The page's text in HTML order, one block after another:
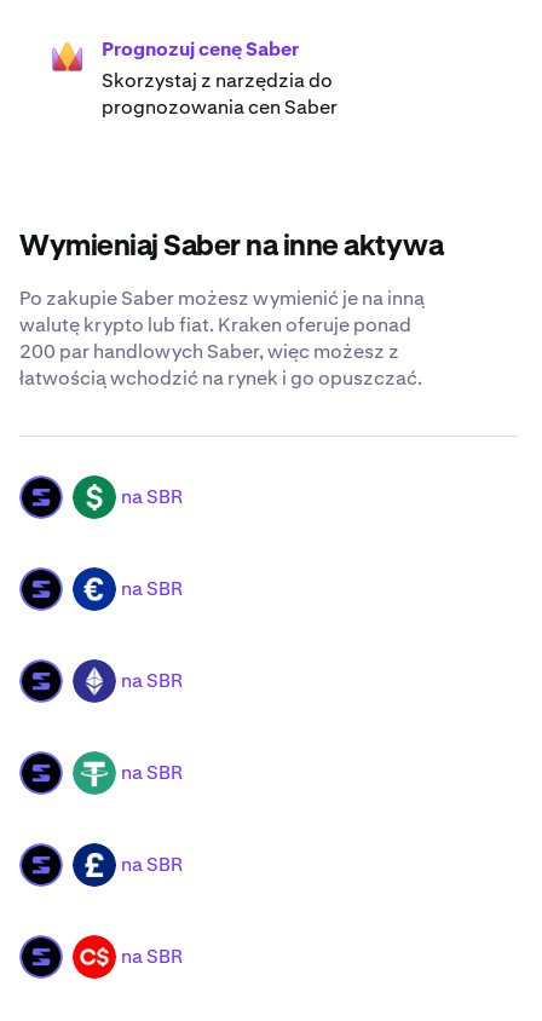
Prognozuj cenę Saber
Skorzystaj z narzędzia do
prognozowania cen Saber
Wymieniaj Saber na inne aktywa
Po zakupie Saber możesz wymienić je na inną
walutę krypto lub fiat. Kraken oferuje ponad
200 par handlowych Saber, więc możesz z
łatwością wchodzić na rynek i go opuszczać.
SBR USD na SBR
SBR EUR na SBR
SBR ETH na SBR
SBR USDT na SBR
SBR GBP na SBR
SBR CAD na SBR